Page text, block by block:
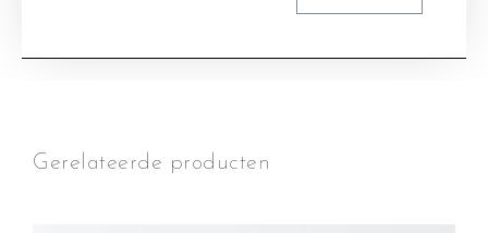
Gerelateerde producten